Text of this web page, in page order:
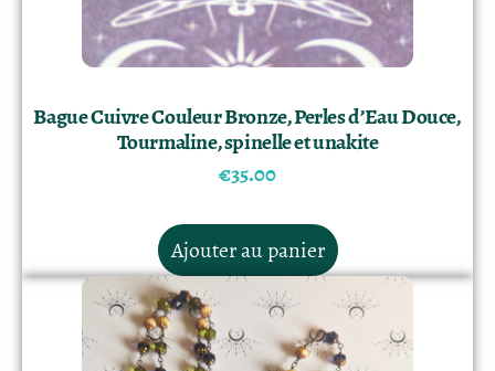
Bague Cuivre Couleur Bronze, Perles d’Eau Douce,
Tourmaline, spinelle et unakite
€35.00
Ajouter au panier